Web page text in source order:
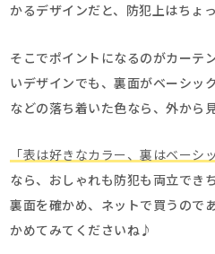
かるデザインだと、防犯上はちょ
そこでポイントになるのがカーテ
いデザインでも、裏面がベーシッ
などの落ち着いた色なら、外から
「表は好きなカラー、裏はベーシ
なら、おしゃれも防犯も両立でき
裏面を確かめ、ネットで買うので
かめてみてくださいね♪